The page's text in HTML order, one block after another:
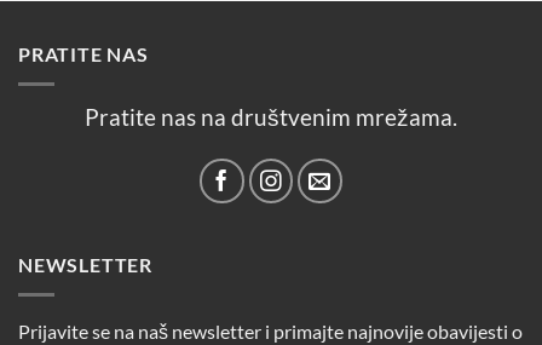
PRATITE NAS
Pratite nas na društvenim mrežama.
NEWSLETTER
Prijavite se na naš newsletter i primajte najnovije obavijesti o